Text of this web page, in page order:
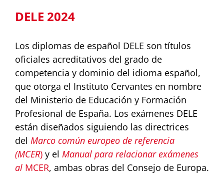
DELE 2024
Los diplomas de español DELE son títulos
oficiales acreditativos del grado de
competencia y dominio del idioma español,
que otorga el Instituto Cervantes en nombre
del Ministerio de Educación y Formación
Profesional de España. Los exámenes DELE
están diseñados siguiendo las directrices
del Marco común europeo de referencia
(MCER) y el Manual para relacionar exámenes
al MCER, ambas obras del Consejo de Europa.